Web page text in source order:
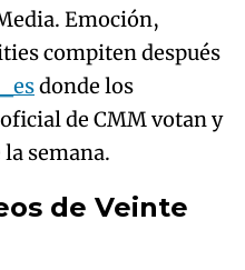
Emoción,
compiten después
donde los
de CMM votan y
semana.
de Veinte